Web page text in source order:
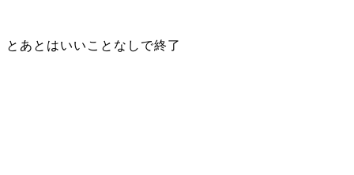
とあとはいいことなしで終了